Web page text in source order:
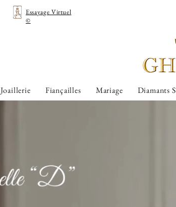
Essayage Virtuel
©
Joaillerie Fiançailles Mariage Diamants